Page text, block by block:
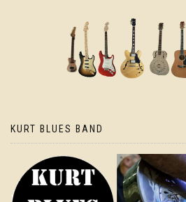
KURT BLUES BAND